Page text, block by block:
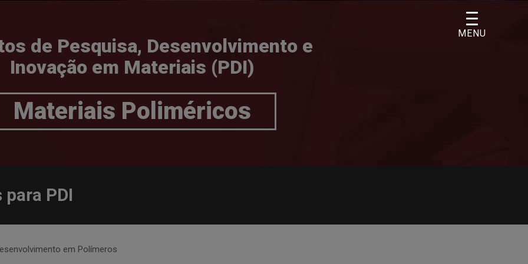
de Pesquisa, Desenvolvimento e
Inovação em Materiais (PDI)
Materiais Poliméricos
PDI
em Polímeros
MENU